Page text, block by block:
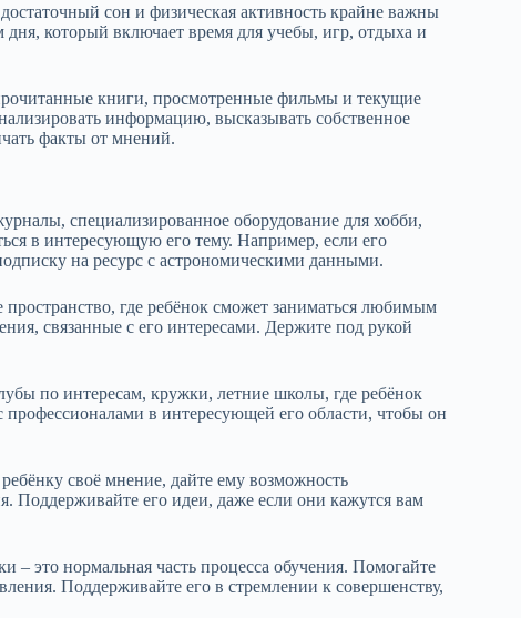
сон и физическая активность крайне важны
который включает время для учебы, игр, отдыха и
книги, просмотренные фильмы и текущие
информацию, высказывать собственное
факты от мнений.
специализированное оборудование для хобби,
в интересующую его тему. Например, если его
на ресурс с астрономическими данными.
где ребёнок сможет заниматься любимым
связанные с его интересами. Держите под рукой
по интересам, кружки, летние школы, где ребёнок
в интересующей его области, чтобы он
своё мнение, дайте ему возможность
Поддерживайте его идеи, даже если они кажутся вам
– это нормальная часть процесса обучения. Помогайте
Поддерживайте его в стремлении к совершенству,